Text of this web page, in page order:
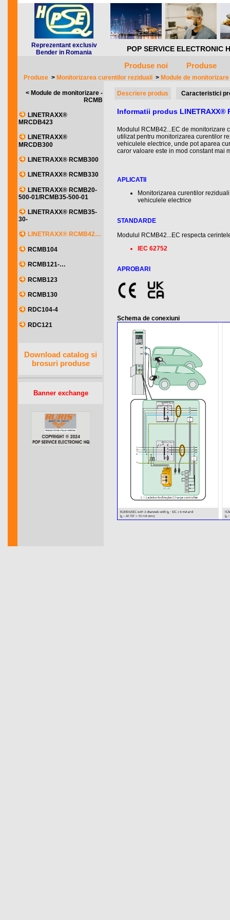
Reprezentant exclusiv
Bender in Romania
POP SERVICE
Produse noi Produse
Produse > Monitorizarea curentilor reziduali > Module de
< Module de monitorizare -
RCMB
LINETRAXX®
MRCDB423
LINETRAXX®
MRCDB300
LINETRAXX® RCMB300
LINETRAXX® RCMB330
LINETRAXX® RCMB20-
500-01/RCMB35-500-01
LINETRAXX® RCMB35-
30-
LINETRAXX® RCMB42…
RCMB104
RCMB121-…
RCMB123
RCMB130
RDC104-4
RDC121
Download catalog si
brosuri produse
Banner exchange
Descriere produs Caracteristici
Informatii produs LINETRAXX®
Modulul RCMB42...EC de monitorizare
utilizat pentru monitorizarea curentilor
vehiculele electrice, unde pot aparea
caror valoare este in mod constant mai
APLICATII
Monitorizarea curentilor
vehiculele electrice
STANDARDE
Modulul RCMB42...EC respecta
IEC 62752
APROBARI
Schema de conexiuni